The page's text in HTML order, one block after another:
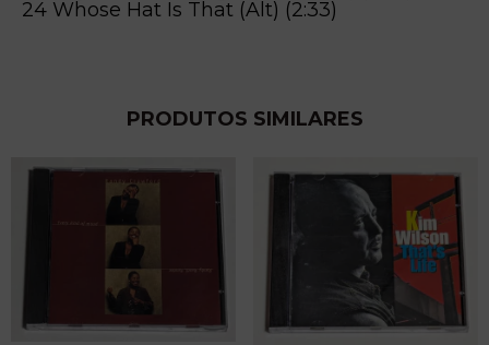
24 Whose Hat Is That (Alt) (2:33)
PRODUTOS SIMILARES